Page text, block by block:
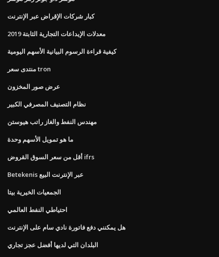
كبار شركات الإقراض عبر الإنترنت
معدلات الإيداعات التجارية الثابتة 2019
كيفية قراءة الرسوم البيانية الأسهم اليومية
منتدى سعر tron
عرض صور المخزون
نظام التصنيف المصرفي الكبير
مهندس النفط والغاز راتب هيوستن
ما هو تمويل الأسهم وحدة
أقل من سعر السوق القروض ifrs
Betekenis عبر الإنترنت البيع
الجمعيات الخيرية بيتا
احتياطي النفط العالمي
هل يمكنني دفع فاتورة نادي سام على الإنترنت
البلدان التي لديها أفضل عجز تجاري